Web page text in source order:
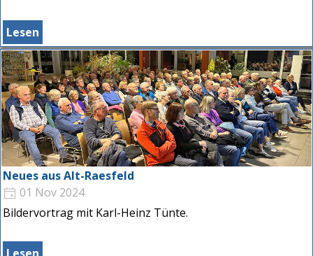
Lesen
Neues aus Alt-Raesfeld
01 Nov 2024
Bildervortrag mit Karl-Heinz Tünte.